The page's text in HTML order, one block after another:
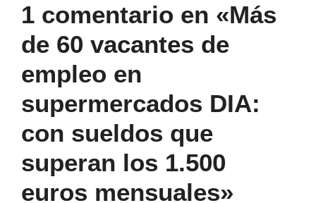
1 comentario en «Más
de 60 vacantes de
empleo en
supermercados DIA:
con sueldos que
superan los 1.500
euros mensuales»